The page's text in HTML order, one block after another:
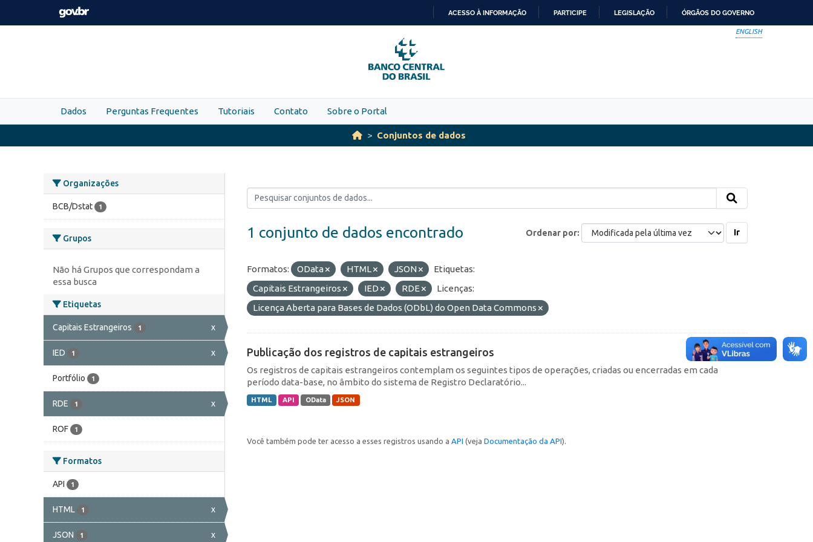
Skip to main content
PARA
O
CONTEÚDO
ACESSO À INFORMAÇÃO PARTICIPE LEGISLAÇÃO ÓRGÃOS DO GOVERNO
ENGLISH
Dados Perguntas Frequentes Tutoriais Contato Sobre o Portal
Conjuntos de dados
Organizações
BCB/Dstat 1
Grupos
Não há Grupos que correspondam a
essa busca
Etiquetas
Capitais Estrangeiros 1 x
IED 1 x
Portfólio 1
RDE 1 x
ROF 1
Formatos
API 1
HTML 1 x
JSON 1 x
Ordenar por Ir
1 conjunto de dados encontrado
Formatos: OData HTML JSON
Etiquetas:
Capitais Estrangeiros
IED RDE
Licenças:
Licença Aberta para Bases de Dados (ODbL) do Open Data Commons
Publicação dos registros de capitais estrangeiros
Os registros de capitais estrangeiros contemplam os seguintes tipos de operações, criadas ou encerradas em cada
período data-base, no âmbito do sistema de Registro Declaratório...
HTML API OData JSON
Você também pode ter acesso a esses registros usando a API (veja Documentação da API).